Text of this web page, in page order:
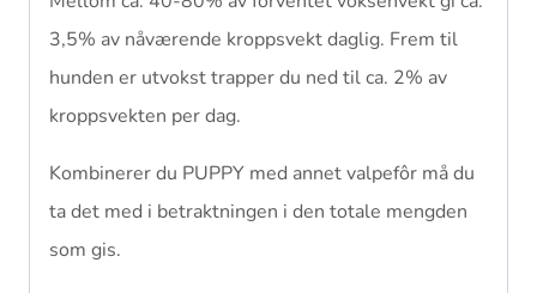
3,5% av nåværende kroppsvekt daglig. Frem til
hunden er utvokst trapper du ned til ca. 2% av
kroppsvekten per dag.
Kombinerer du PUPPY med annet valpefôr må du
ta det med i betraktningen i den totale mengden
som gis.